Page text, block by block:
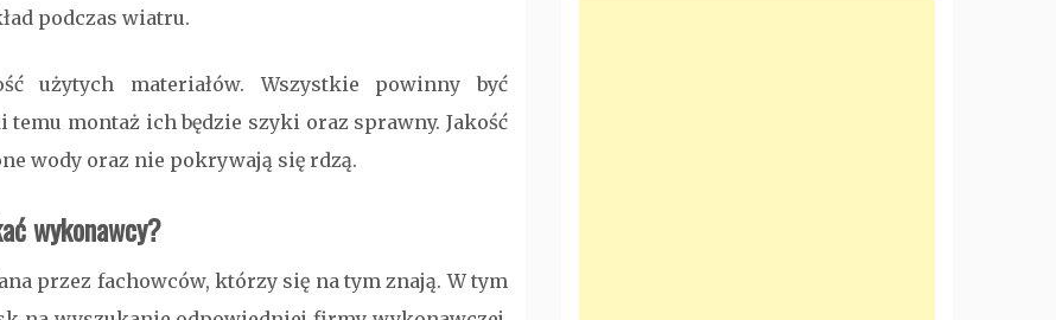
podczas wiatru.
użytych materiałów. Wszystkie powinny być
montaż ich będzie szyki oraz sprawny. Jakość
wody oraz nie pokrywają się rdzą.
wykonawcy?
przez fachowców, którzy się na tym znają. W tym